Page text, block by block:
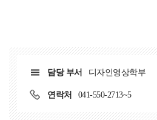
담당 부서 디자인영상학부
연락처 041-550-2713~5